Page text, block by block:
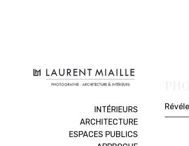
INTÉRIEURS
ARCHITECTURE
ESPACES PUBLICS